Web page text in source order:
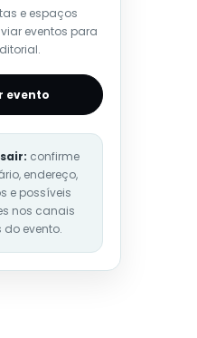
e espaços
eventos para
evento
confirme
endereço,
e possíveis
nos canais
do evento.